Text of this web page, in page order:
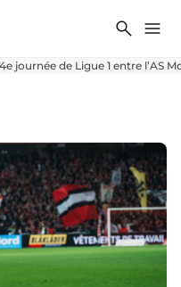
journée de Ligue 1 entre l’AS